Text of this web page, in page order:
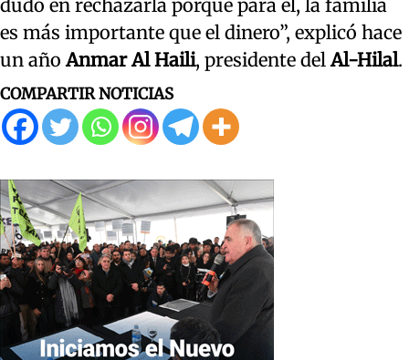
dudó en rechazarla porque para él, la familia
es más importante que el dinero”, explicó hace
un añoAnmar Al Haili, presidente delAl-Hilal.
COMPARTIR NOTICIAS